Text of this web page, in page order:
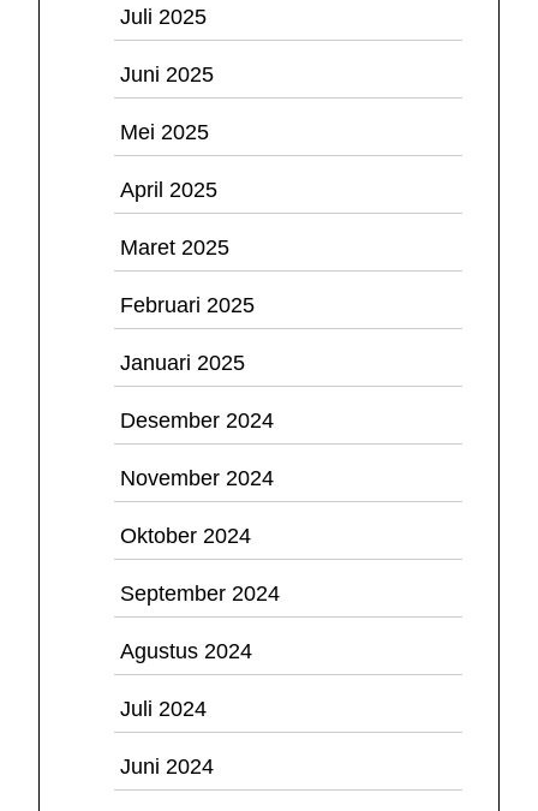
Juli 2025
Juni 2025
Mei 2025
April 2025
Maret 2025
Februari 2025
Januari 2025
Desember 2024
November 2024
Oktober 2024
September 2024
Agustus 2024
Juli 2024
Juni 2024